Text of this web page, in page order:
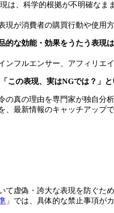
は、科学的根拠が不明確な
が消費者の購買行動や使用
的な効能・効果をうたう表現
フルエンサー、アフィリエ
「この表現、実はNGでは？」
真の理由を専門家が独自分析
最新情報のキャッチアップで
虚偽・誇大な表現を防ぐた
」では、具体的な禁止事項が